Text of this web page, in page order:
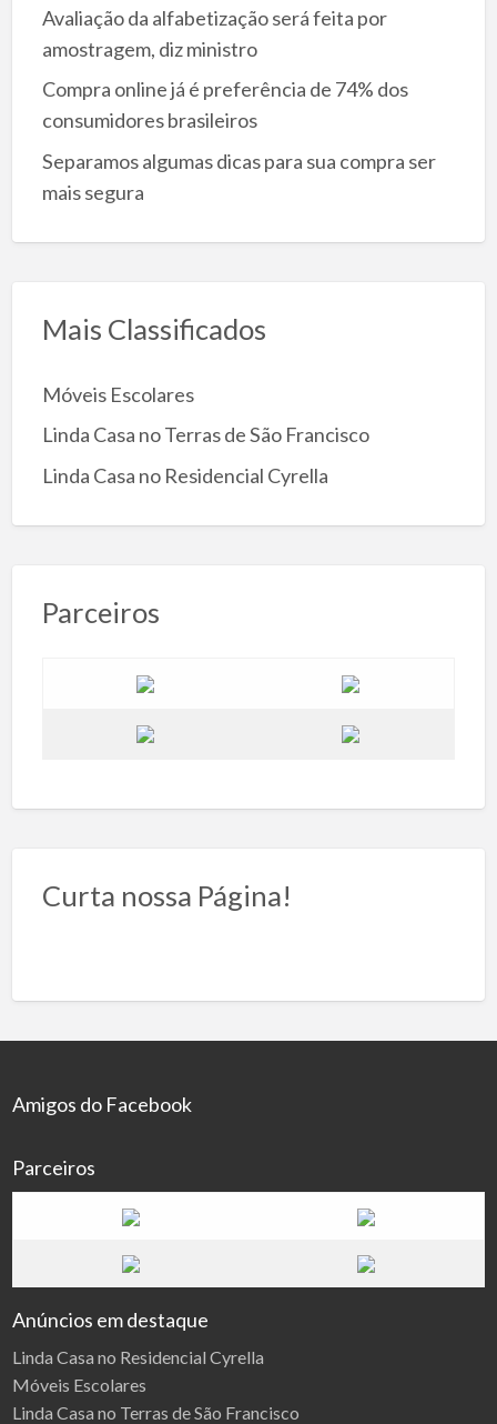
Avaliação da alfabetização será feita por
amostragem, diz ministro
Compra online já é preferência de 74% dos
consumidores brasileiros
Separamos algumas dicas para sua compra ser
mais segura
Mais Classificados
Móveis Escolares
Linda Casa no Terras de São Francisco
Linda Casa no Residencial Cyrella
Parceiros
Curta nossa Página!
Amigos do Facebook
Parceiros
Anúncios em destaque
Linda Casa no Residencial Cyrella
Móveis Escolares
Linda Casa no Terras de São Francisco